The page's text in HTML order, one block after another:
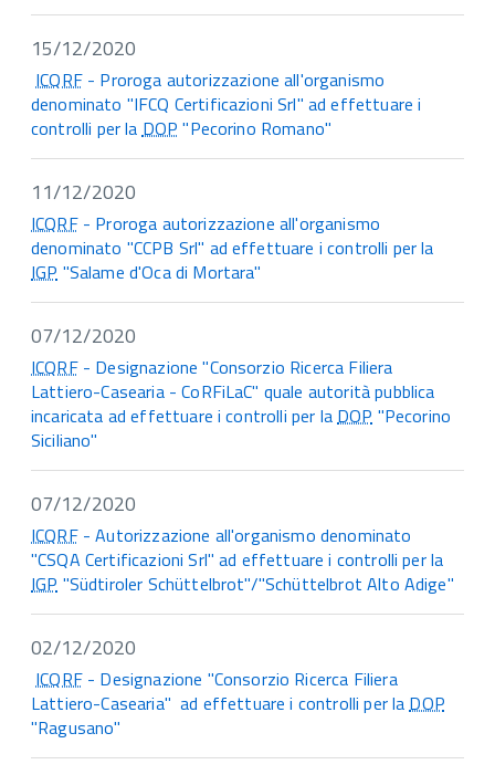
15/12/2020
ICQRF- Proroga autorizzazione all'organismo
denominato "IFCQ Certificazioni Srl" ad effettuare i
controlli per laDOP "Pecorino Romano"
11/12/2020
ICQRF- Proroga autorizzazione all'organismo
denominato "CCPB Srl" ad effettuare i controlli per la
IGP "Salame d'Oca di Mortara"
07/12/2020
ICQRF- Designazione "Consorzio Ricerca Filiera
Lattiero-Casearia - CoRFiLaC" quale autorità pubblica
incaricata ad effettuare i controlli per laDOP "Pecorino
Siciliano"
07/12/2020
ICQRF- Autorizzazione all'organismo denominato
"CSQA Certificazioni Srl" ad effettuare i controlli per la
IGP "Südtiroler Schüttelbrot"/"Schüttelbrot Alto Adige"
02/12/2020
ICQRF- Designazione "Consorzio Ricerca Filiera
Lattiero-Casearia" ad effettuare i controlli per laDOP
"Ragusano"